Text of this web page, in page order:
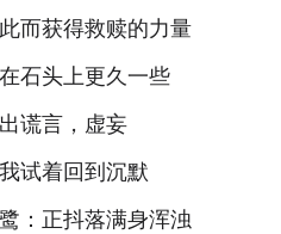
而获得救赎的力量
石头上更久一些
谎言，虚妄
试着回到沉默
：正抖落满身浑浊